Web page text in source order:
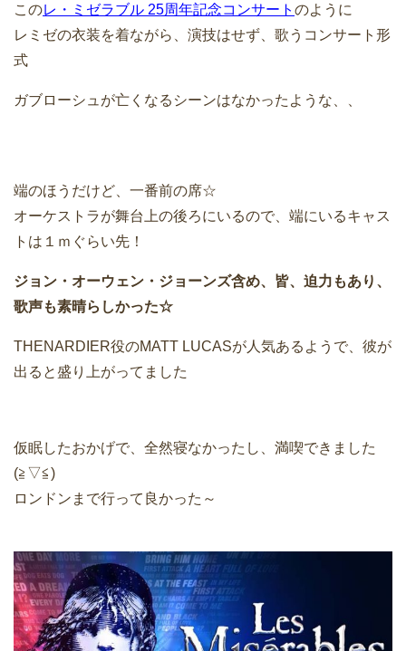
このレ・ミゼラブル 25周年記念コンサート のように
レミゼの衣装を着ながら、演技はせず、歌うコンサート形
式
ガブローシュが亡くなるシーンはなかったような、、
端のほうだけど、一番前の席☆
オーケストラが舞台上の後ろにいるので、端にいるキャス
トは１ｍぐらい先！
ジョン・オーウェン・ジョーンズ含め、皆、迫力もあり、
歌声も素晴らしかった☆
THENARDIER役のMATT LUCASが人気あるようで、彼が
出ると盛り上がってました
仮眠したおかげで、全然寝なかったし、満喫できました
(≧▽≦)
ロンドンまで行って良かった～